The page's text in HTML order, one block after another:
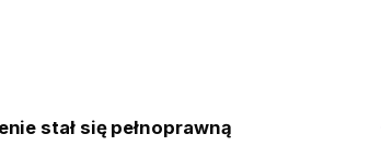
stał się pełnoprawną